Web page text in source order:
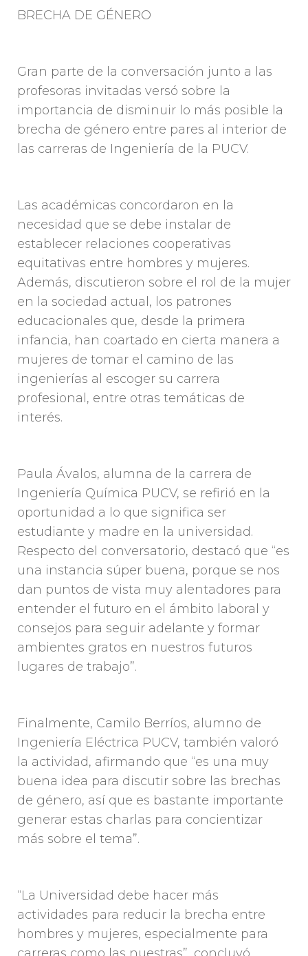
BRECHA DE GÉNERO
Gran parte de la conversación junto a las
profesoras invitadas versó sobre la
importancia de disminuir lo más posible la
brecha de género entre pares al interior de
las carreras de Ingeniería de la PUCV.
Las académicas concordaron en la
necesidad que se debe instalar de
establecer relaciones cooperativas
equitativas entre hombres y mujeres.
Además, discutieron sobre el rol de la mujer
en la sociedad actual, los patrones
educacionales que, desde la primera
infancia, han coartado en cierta manera a
mujeres de tomar el camino de las
ingenierías al escoger su carrera
profesional, entre otras temáticas de
interés.
Paula Ávalos, alumna de la carrera de
Ingeniería Química PUCV, se refirió en la
oportunidad a lo que significa ser
estudiante y madre en la universidad.
Respecto del conversatorio, destacó que “es
una instancia súper buena, porque se nos
dan puntos de vista muy alentadores para
entender el futuro en el ámbito laboral y
consejos para seguir adelante y formar
ambientes gratos en nuestros futuros
lugares de trabajo”.
Finalmente, Camilo Berríos, alumno de
Ingeniería Eléctrica PUCV, también valoró
la actividad, afirmando que “es una muy
buena idea para discutir sobre las brechas
de género, así que es bastante importante
generar estas charlas para concientizar
más sobre el tema”.
“La Universidad debe hacer más
actividades para reducir la brecha entre
hombres y mujeres, especialmente para